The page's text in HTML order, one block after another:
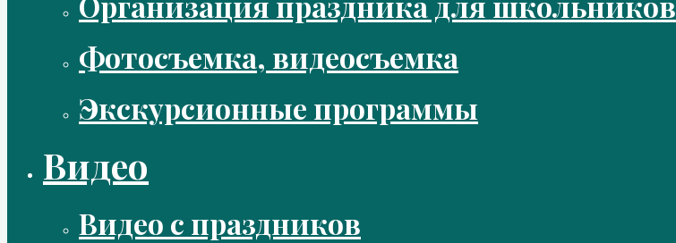
Фотосъемка, видеосъемка
Экскурсионные программы
Видео
Видео с праздников